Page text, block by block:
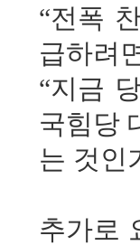
“전폭
급하려
“지금
국힘당
는 것인
추가로